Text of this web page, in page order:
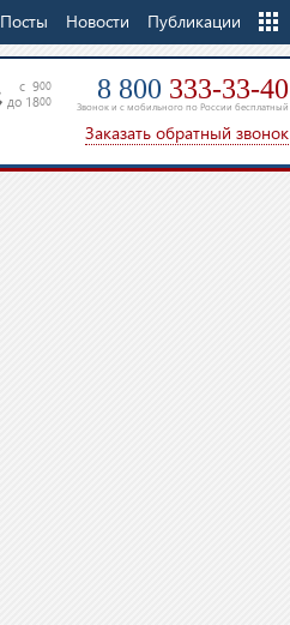
Посты Новости Публикации
Еще
c 900
до 1800 8 800 333-33-40
Звонок и с мобильного по России бесплатный
Заказать обратный звонок